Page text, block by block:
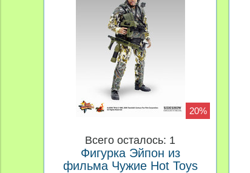
20%
Всего осталось: 1
Фигурка Эйпон из
фильма Чужие Hot Toys